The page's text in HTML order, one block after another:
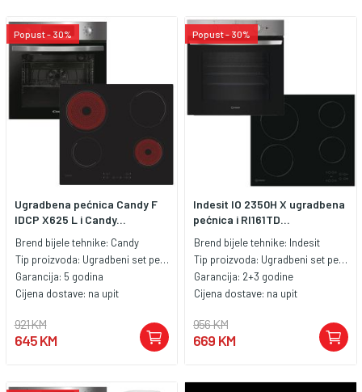
Popust - 30%
Ugradbena pećnica Candy F
IDCP X625 L i Candy...
Brend bijele tehnike: Candy
Tip proizvoda: Ugradbeni set pećnica i ploća
Garancija: 5 godina
Cijena dostave: na upit
921 KM
645 KM
Popust - 30%
Indesit IO 2350H X ugradbena
pećnica i RI161TD...
Brend bijele tehnike: Indesit
Tip proizvoda: Ugradbeni set pećnica i ploća
Garancija: 2+3 godine
Cijena dostave: na upit
956 KM
669 KM